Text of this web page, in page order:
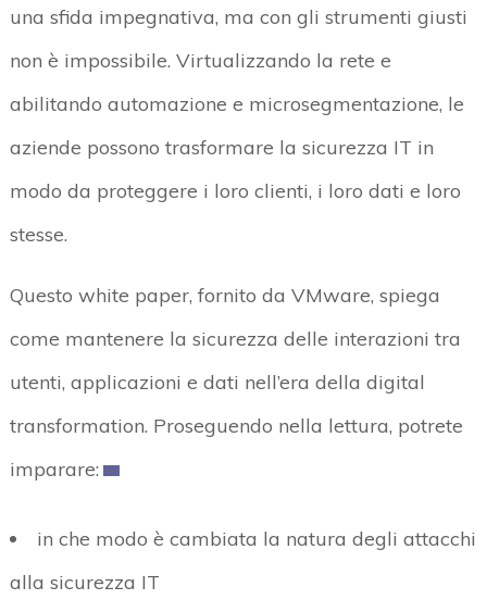
una sfida impegnativa, ma con gli strumenti giusti
non è impossibile. Virtualizzando la rete e
abilitando automazione e microsegmentazione, le
aziende possono trasformare la sicurezza IT in
modo da proteggere i loro clienti, i loro dati e loro
stesse.
Questo white paper, fornito da VMware, spiega
come mantenere la sicurezza delle interazioni tra
utenti, applicazioni e dati nell’era della digital
transformation. Proseguendo nella lettura, potrete
imparare:
in che modo è cambiata la natura degli attacchi
alla sicurezza IT